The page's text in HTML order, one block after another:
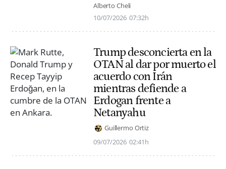
Alberto Cheli
10/07/2026 07:32h
Trump desconcierta en la
OTAN al dar por muerto el
acuerdo con Irán
mientras defiende a
Erdogan frente a
Netanyahu
Guillermo Ortiz
09/07/2026 02:41h